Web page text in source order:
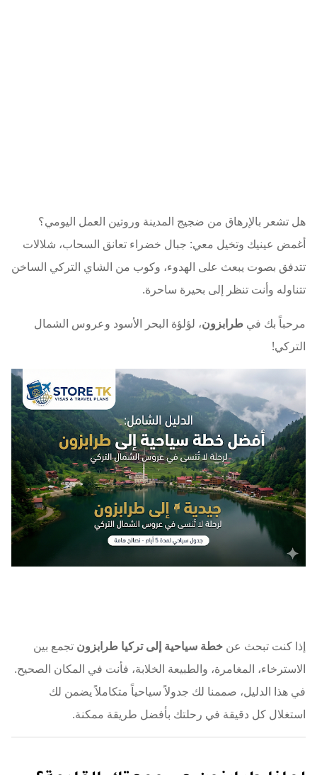
هل تشعر بالإرهاق من ضجيج المدينة وروتين العمل اليومي؟
أغمض عينيك وتخيل معي: جبال خضراء تعانق السحاب، شلالات
تتدفق بصوت يبعث على الهدوء، وكوب من الشاي التركي الساخن
تتناوله وأنت تنظر إلى بحيرة ساحرة.
مرحباً بك في طرابزون، لؤلؤة البحر الأسود وعروس الشمال
التركي!
إذا كنت تبحث عن خطة سياحية إلى تركيا طرابزون تجمع بين
الاسترخاء، المغامرة، والطبيعة الخلابة، فأنت في المكان الصحيح.
في هذا الدليل، صممنا لك جدولاً سياحياً متكاملاً يضمن لك
استغلال كل دقيقة في رحلتك بأفضل طريقة ممكنة.